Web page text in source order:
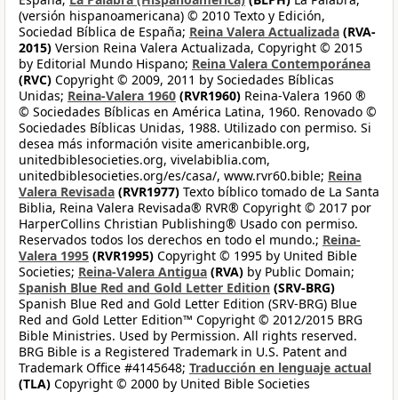
(versión hispanoamericana) © 2010 Texto y Edición,
Sociedad Bíblica de España; Reina Valera Actualizada (RVA-
2015) Version Reina Valera Actualizada, Copyright © 2015
by Editorial Mundo Hispano; Reina Valera Contemporánea
(RVC) Copyright © 2009, 2011 by Sociedades Bíblicas
Unidas; Reina-Valera 1960 (RVR1960) Reina-Valera 1960 ®
© Sociedades Bíblicas en América Latina, 1960. Renovado ©
Sociedades Bíblicas Unidas, 1988. Utilizado con permiso. Si
desea más información visite americanbible.org,
unitedbiblesocieties.org, vivelabiblia.com,
unitedbiblesocieties.org/es/casa/, www.rvr60.bible; Reina
Valera Revisada (RVR1977) Texto bíblico tomado de La Santa
Biblia, Reina Valera Revisada® RVR® Copyright © 2017 por
HarperCollins Christian Publishing® Usado con permiso.
Reservados todos los derechos en todo el mundo.; Reina-
Valera 1995 (RVR1995) Copyright © 1995 by United Bible
Societies; Reina-Valera Antigua (RVA) by Public Domain;
Spanish Blue Red and Gold Letter Edition (SRV-BRG)
Spanish Blue Red and Gold Letter Edition (SRV-BRG) Blue
Red and Gold Letter Edition™ Copyright © 2012/2015 BRG
Bible Ministries. Used by Permission. All rights reserved.
BRG Bible is a Registered Trademark in U.S. Patent and
Trademark Office #4145648; Traducción en lenguaje actual
(TLA) Copyright © 2000 by United Bible Societies